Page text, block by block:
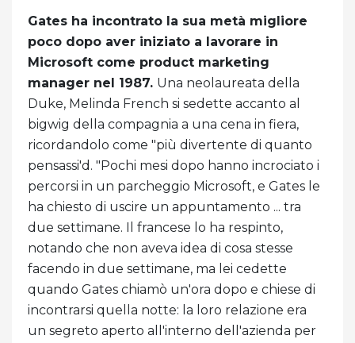
Gates ha incontrato la sua metà migliore
poco dopo aver iniziato a lavorare in
Microsoft come product marketing
manager nel 1987. Una neolaureata della
Duke, Melinda French si sedette accanto al
bigwig della compagnia a una cena in fiera,
ricordandolo come "più divertente di quanto
pensassi'd. "Pochi mesi dopo hanno incrociato i
percorsi in un parcheggio Microsoft, e Gates le
ha chiesto di uscire un appuntamento ... tra
due settimane. Il francese lo ha respinto,
notando che non aveva idea di cosa stesse
facendo in due settimane, ma lei cedette
quando Gates chiamò un'ora dopo e chiese di
incontrarsi quella notte: la loro relazione era
un segreto aperto all'interno dell'azienda per